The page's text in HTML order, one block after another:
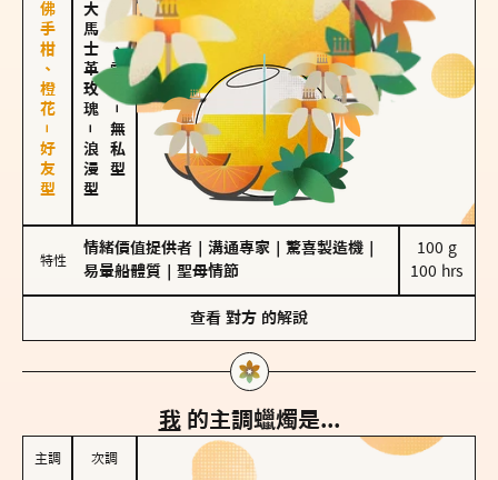
佛手柑、橙花－好友型 大馬士革玫瑰
－
浪漫型
海鹽、雪花
－
無私型
特性
情緒價值提供者 溝通專家 驚喜製造機
易暈船體質
聖母情節
100 g
100 hrs
查看 對方 的解說
我 的主調蠟燭是...
主調 次調